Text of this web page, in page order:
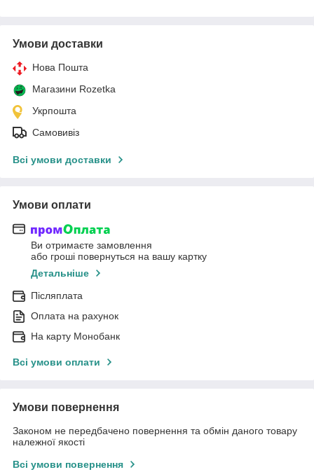
Умови доставки
Нова Пошта
Магазини Rozetka
Укрпошта
Самовивіз
Всі умови доставки
Умови оплати
Ви отримаєте замовлення
або гроші повернуться на вашу картку
Детальніше
Післяплата
Оплата на рахунок
На карту Монобанк
Всі умови оплати
Умови повернення
Законом не передбачено повернення та обмін даного товару
належної якості
Всі умови повернення